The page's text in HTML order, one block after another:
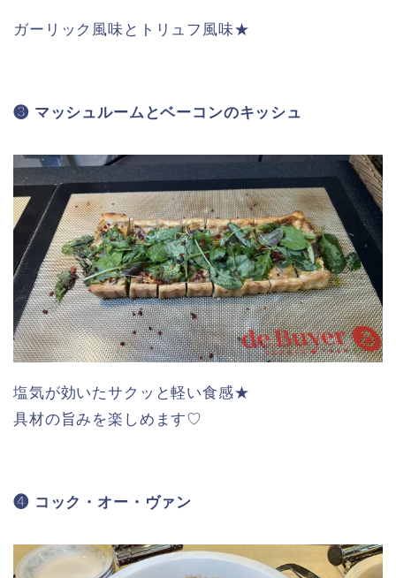
ガーリック風味とトリュフ風味★
❸ マッシュルームとベーコンのキッシュ
塩気が効いたサクッと軽い食感★
具材の旨みを楽しめます♡
❹ コック・オー・ヴァン